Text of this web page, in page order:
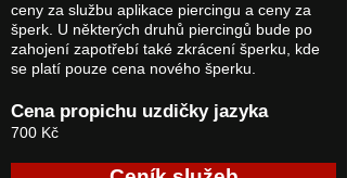
ceny za službu aplikace piercingu a ceny za
šperk. U některých druhů piercingů bude po
zahojení zapotřebí také zkrácení šperku, kde
se platí pouze cena nového šperku.
Cena propichu uzdičky jazyka
700 Kč